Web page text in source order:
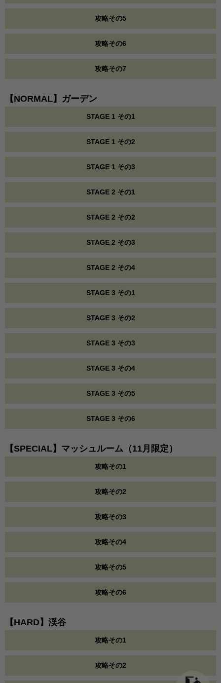
攻略その5
攻略その6
攻略その7
【NORMAL】ガーデン
STAGE 1 その1
STAGE 1 その2
STAGE 1 その3
STAGE 2 その1
STAGE 2 その2
STAGE 2 その3
STAGE 2 その4
STAGE 3 その1
STAGE 3 その2
STAGE 3 その3
STAGE 3 その4
STAGE 3 その5
STAGE 3 その6
【SPECIAL】マッシュルーム（11月限定）
攻略その1
攻略その2
攻略その3
攻略その4
攻略その5
攻略その6
【HARD】渓谷
攻略その1
攻略その2